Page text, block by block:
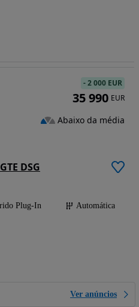
DSG
Plug-In
Automática
Ver anúncios
-2 000 EUR
35 990 EUR
Abaixo da média